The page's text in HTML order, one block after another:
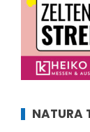
NATURA